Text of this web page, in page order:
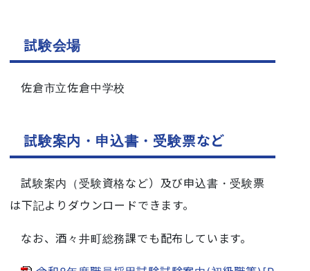
試験会場
佐倉市立佐倉中学校
試験案内・申込書・受験票など
試験案内（受験資格など）及び申込書・受験票
は下記よりダウンロードできます。
なお、酒々井町総務課でも配布しています。